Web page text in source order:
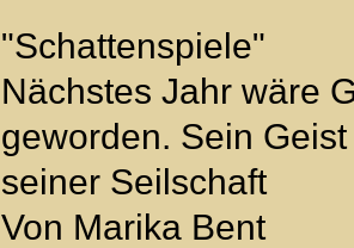
"Schattenspiele"
Nächstes Jahr wäre
geworden. Sein
seiner Seilschaft
Von Marika Bent